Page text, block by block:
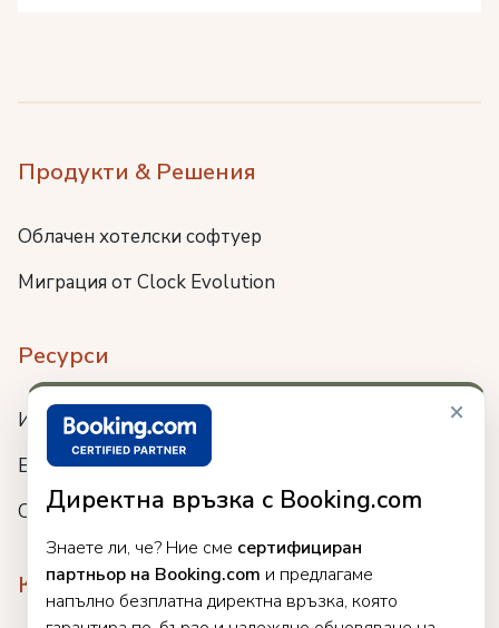
×
Директна връзка с Booking.com
Знаете ли, че? Ние сме сертифициран
партньор на Booking.com и предлагаме
напълно безплатна директна връзка, която
Продукти & Решения
Облачен хотелски софтуер
Миграция от Clock Evolution
Ресурси
Интеграции
Блог
Събития
Компания